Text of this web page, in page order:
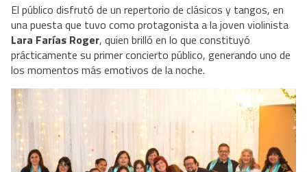
El público disfrutó de un repertorio de clásicos y tangos, en
Lara Farías Roger, quien brilló en lo que constituyó
prácticamente su primer concierto público, generando uno de
los momentos más emotivos de la noche.